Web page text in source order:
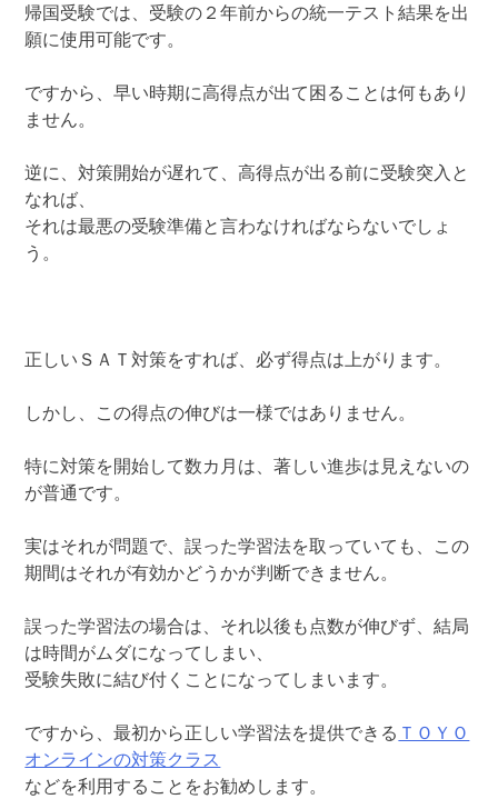
帰国受験では、受験の２年前からの統一テスト結果を出
願に使用可能です。
ですから、早い時期に高得点が出て困ることは何もあり
ません。
逆に、対策開始が遅れて、高得点が出る前に受験突入と
なれば、
それは最悪の受験準備と言わなければならないでしょ
う。
正しいＳＡＴ対策をすれば、必ず得点は上がります。
しかし、この得点の伸びは一様ではありません。
特に対策を開始して数カ月は、著しい進歩は見えないの
が普通です。
実はそれが問題で、誤った学習法を取っていても、この
期間はそれが有効かどうかが判断できません。
誤った学習法の場合は、それ以後も点数が伸びず、結局
は時間がムダになってしまい、
受験失敗に結び付くことになってしまいます。
ですから、最初から正しい学習法を提供できる ＴＯＹＯ
オンラインの対策クラス
などを利用することをお勧めします。